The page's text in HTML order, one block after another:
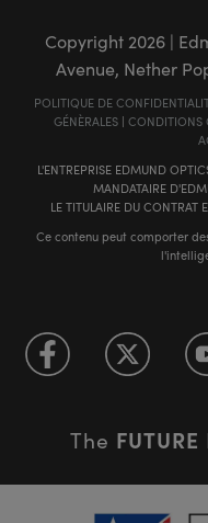
Copyright 2026|
Avenue, Nether
POLITIQUE DE
GÉNÈRALES| CONDITIONS
L'ENTREPRISE EDMUND
MANDATAIRE
LE TITULAIRE DU CONTRAT
Ce contenu peut comporter
The FUTURE